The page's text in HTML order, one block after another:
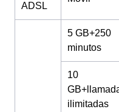
ADSL
5 GB+250
minutos
10
ilimitadas